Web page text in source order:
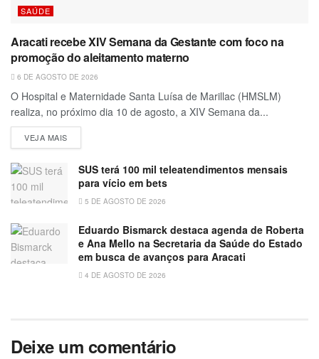
SAÚDE
Aracati recebe XIV Semana da Gestante com foco na
promoção do aleitamento materno
6 DE AGOSTO DE 2026
O Hospital e Maternidade Santa Luísa de Marillac (HMSLM)
realiza, no próximo dia 10 de agosto, a XIV Semana da...
VEJA MAIS
SUS terá 100 mil teleatendimentos mensais
para vício em bets
5 DE AGOSTO DE 2026
Eduardo Bismarck destaca agenda de Roberta
e Ana Mello na Secretaria da Saúde do Estado
em busca de avanços para Aracati
4 DE AGOSTO DE 2026
Deixe um comentário